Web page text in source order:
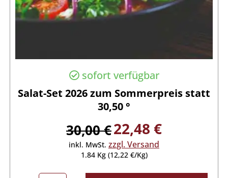
sofort verfügbar
Salat-Set 2026 zum Sommerpreis statt
30,50 °
30,00 €22,48 €
inkl. MwSt. zzgl. Versand
1.84 Kg (12,22 €/Kg)